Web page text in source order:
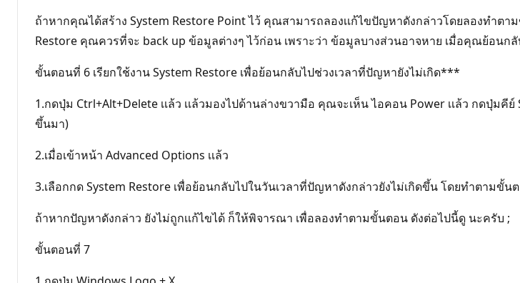
ถ้าหากคุณได้สร้าง System Restore Point ไว้ คุณสามารถลองเเก้ไขปัญหาดังกล่าวโดยลองทำต
Restore คุณควรที่จะ back up ข้อมูลต่างๆ ไว้ก่อน เพราะว่า ข้อมูลบางส่วนอาจหาย เมื่อคุณย้อนก
ขั้นตอนที่ 6 เรียกใช้งาน System Restore เพื่อย้อนกลับไปช่วงเวลาที่ปัญหายังไม่เกิด***
1.กดปุ่ม Ctrl+Alt+Delete เเล้ว เเล้วมองไปด้านล่างขวามือ คุณจะเห็น ไอคอน Power เเล้ว กดปุ่ม
ขึ้นมา)
2.เมื่อเข้าหน้า Advanced Options เเล้ว
3.เลือกกด System Restore เพื่อย้อนกลับไปในวันเวลาที่ปัญหาดังกล่าวยังไม่เกิดขึ้น โดยทำตามขั้
ถ้าหากปัญหาดังกล่าว ยังไม่ถูกเเก้ไขได้ ก็ให้พิจารณา เพื่อลองทำตามขั้นตอน ดังต่อไปนี้ดู นะครับ ;
ขั้นตอนที่ 7